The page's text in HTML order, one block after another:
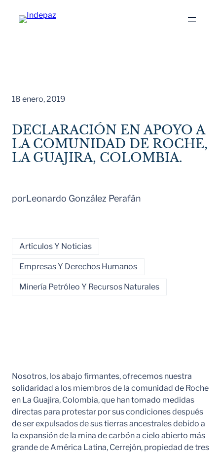
18 enero, 2019
DECLARACIÓN EN APOYO A
LA COMUNIDAD DE ROCHE,
LA GUAJIRA, COLOMBIA.
porLeonardo González Perafán
Artículos Y Noticias
Empresas Y Derechos Humanos
Minería Petróleo Y Recursos Naturales
Nosotros, los abajo firmantes, ofrecemos nuestra
solidaridad a los miembros de la comunidad de Roche
en La Guajira, Colombia, que han tomado medidas
directas para protestar por sus condiciones después
de ser expulsados de sus tierras ancestrales debido a
la expansión de la mina de carbón a cielo abierto más
grande de América Latina, Cerrejón, propiedad de tres